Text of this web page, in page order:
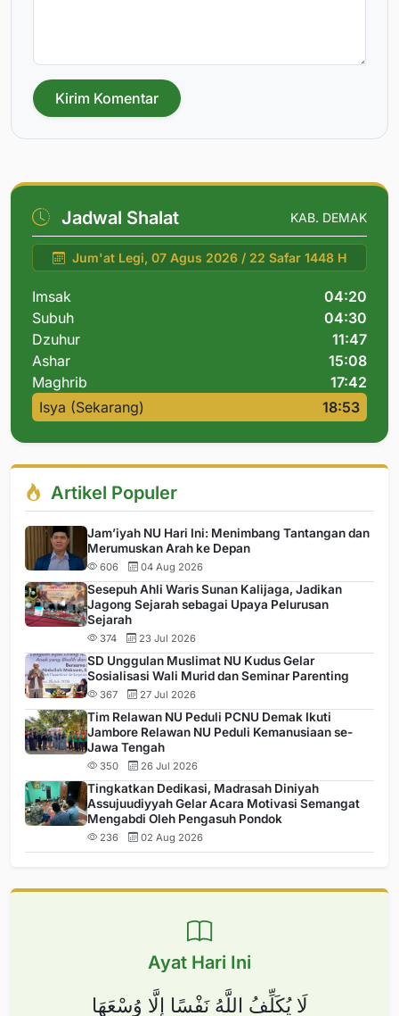
Kirim Komentar
Jadwal Shalat KAB. DEMAK
Jum'at Legi, 07 Agus 2026 / 22 Safar 1448 H
Imsak
04:20
Subuh
04:30
Dzuhur
11:47
Ashar
15:08
Maghrib
17:42
Isya (Sekarang)
18:53
Artikel Populer
Jam’iyah NU Hari Ini: Menimbang Tantangan dan
Merumuskan Arah ke Depan
606 04 Aug 2026
Sesepuh Ahli Waris Sunan Kalijaga, Jadikan
Jagong Sejarah sebagai Upaya Pelurusan
Sejarah
374 23 Jul 2026
SD Unggulan Muslimat NU Kudus Gelar
Sosialisasi Wali Murid dan Seminar Parenting
367 27 Jul 2026
Tim Relawan NU Peduli PCNU Demak Ikuti
Jambore Relawan NU Peduli Kemanusiaan se-
Jawa Tengah
350 26 Jul 2026
Tingkatkan Dedikasi, Madrasah Diniyah
Assujuudiyyah Gelar Acara Motivasi Semangat
Mengabdi Oleh Pengasuh Pondok
236 02 Aug 2026
Ayat Hari Ini
لَا يُكَلِّفُ اللَّهُ نَفْسًا إِلَّا وُسْعَهَا